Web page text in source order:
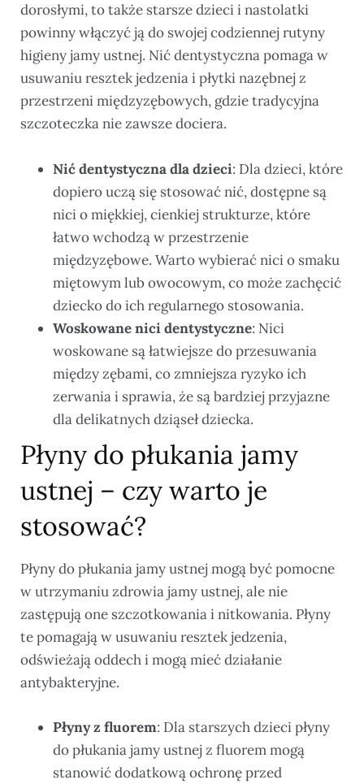
dorosłymi, to także starsze dzieci i nastolatki
powinny włączyć ją do swojej codziennej rutyny
higieny jamy ustnej. Nić dentystyczna pomaga w
usuwaniu resztek jedzenia i płytki nazębnej z
przestrzeni międzyzębowych, gdzie tradycyjna
szczoteczka nie zawsze dociera.
Nić dentystyczna dla dzieci: Dla dzieci, które
dopiero uczą się stosować nić, dostępne są
nici o miękkiej, cienkiej strukturze, które
łatwo wchodzą w przestrzenie
międzyzębowe. Warto wybierać nici o smaku
miętowym lub owocowym, co może zachęcić
dziecko do ich regularnego stosowania.
Woskowane nici dentystyczne: Nici
woskowane są łatwiejsze do przesuwania
między zębami, co zmniejsza ryzyko ich
zerwania i sprawia, że są bardziej przyjazne
dla delikatnych dziąseł dziecka.
Płyny do płukania jamy
ustnej – czy warto je
stosować?
Płyny do płukania jamy ustnej mogą być pomocne
w utrzymaniu zdrowia jamy ustnej, ale nie
zastępują one szczotkowania i nitkowania. Płyny
te pomagają w usuwaniu resztek jedzenia,
odświeżają oddech i mogą mieć działanie
antybakteryjne.
Płyny z fluorem: Dla starszych dzieci płyny
do płukania jamy ustnej z fluorem mogą
stanowić dodatkową ochronę przed